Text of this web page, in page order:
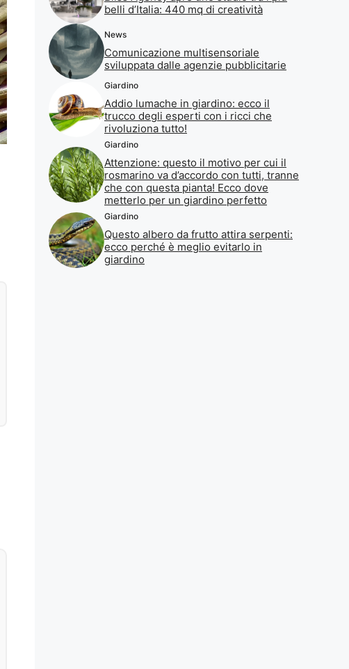
belli d’Italia: 440 mq di creatività
News
Comunicazione multisensoriale
sviluppata dalle agenzie pubblicitarie
Giardino
Addio lumache in giardino: ecco il
trucco degli esperti con i ricci che
rivoluziona tutto!
Giardino
Attenzione: questo il motivo per cui il
rosmarino va d’accordo con tutti, tranne
che con questa pianta! Ecco dove
metterlo per un giardino perfetto
Giardino
Questo albero da frutto attira serpenti:
ecco perché è meglio evitarlo in
giardino